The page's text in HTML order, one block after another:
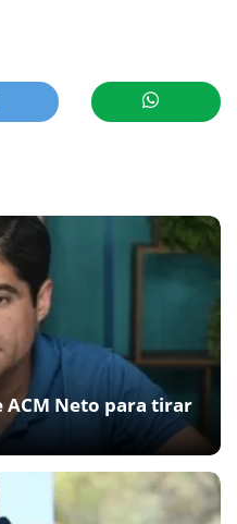
ACM Neto para tirar